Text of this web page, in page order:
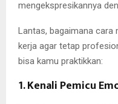
mengekspresikannya
Lantas, bagaimana cara
kerja agar tetap
bisa kamu praktikkan:
1. Kenali Pemicu